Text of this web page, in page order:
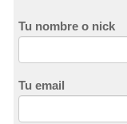
Tu nombre o nick
Tu email